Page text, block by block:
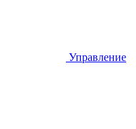
Управление